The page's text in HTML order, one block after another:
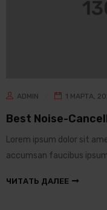
ADMIN 1 МАРТА,
Best Noise-
Lorem ipsum dolor sit
accumsan faucibus
ЧИТАТЬ ДАЛЕЕ